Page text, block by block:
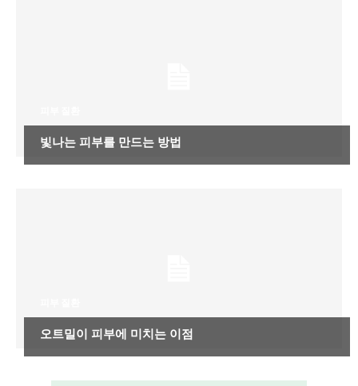
빛나는 피부를 만드는 방법
오트밀이 피부에 미치는 이점